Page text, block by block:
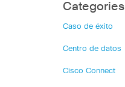
Categories
Caso de éxito
Centro de datos
Cisco Connect